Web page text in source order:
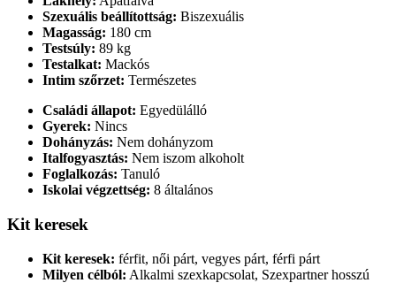
Szexuális beállítottság: Biszexuális
Magasság: 180 cm
Testsúly: 89 kg
Testalkat: Mackós
Intim szőrzet: Természetes
Családi állapot: Egyedülálló
Gyerek: Nincs
Dohányzás: Nem dohányzom
Italfogyasztás: Nem iszom alkoholt
Foglalkozás: Tanuló
Iskolai végzettség: 8 általános
Kit keresek
Kit keresek: férfit, női párt, vegyes párt, férfi párt
Milyen célból: Alkalmi szexkapcsolat, Szexpartner hosszú